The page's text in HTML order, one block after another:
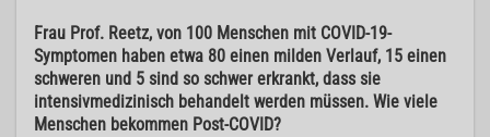
Frau Prof. Reetz, von 100 Menschen mit COVID-19-
Symptomen haben etwa 80 einen milden Verlauf, 15 einen
schweren und 5 sind so schwer erkrankt, dass sie
intensivmedizinisch behandelt werden müssen. Wie viele
Menschen bekommen Post-COVID?